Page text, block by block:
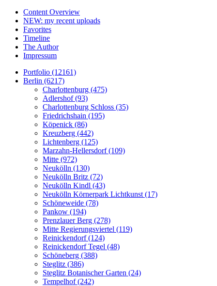
Content Overview
NEW: my recent uploads
Favorites
Timeline
The Author
Impressum
Portfolio (12161)
Berlin (6217)
Charlottenburg (475)
Adlershof (93)
Charlottenburg Schloss (35)
Friedrichshain (195)
Köpenick (86)
Kreuzberg (442)
Lichtenberg (125)
Marzahn-Hellersdorf (109)
Mitte (972)
Neukölln (130)
Neukölln Britz (72)
Neukölln Kindl (43)
Neukölln Körnerpark Lichtkunst (17)
Schöneweide (78)
Pankow (194)
Prenzlauer Berg (278)
Mitte Regierungsviertel (119)
Reinickendorf (124)
Reinickendorf Tegel (48)
Schöneberg (388)
Steglitz (386)
Steglitz Botanischer Garten (24)
Tempelhof (242)